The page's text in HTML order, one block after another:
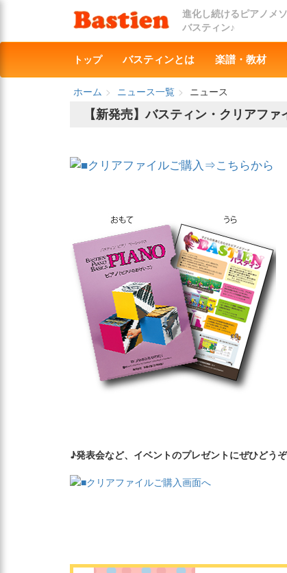
進化し続けるピアノメ
バスティン♪
トップ バスティンとは 楽譜・教材
ホーム ニュース一覧
ニュース
【新発売】バスティン・クリアファ
♪発表会など、イベントのプレゼントにぜひどう